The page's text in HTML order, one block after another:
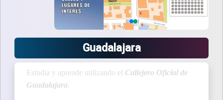
Guadalajara
Estudia y aprende utilizando el Callejero Oficial de
Guadalajara.